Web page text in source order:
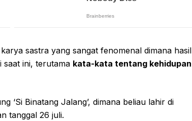
karya sastra yang sangat fenomenal dimana hasil
saat ini, terutama kata-kata tentang kehidupan
‘Si Binatang Jalang’, dimana beliau lahir di
tanggal 26 juli.